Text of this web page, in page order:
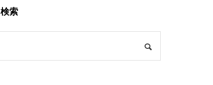
検索